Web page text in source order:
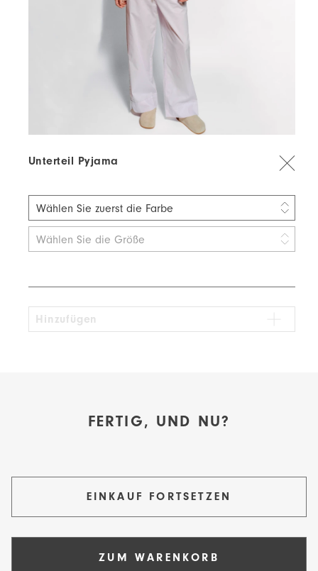
Unterteil Pyjama
Wählen Sie zuerst die Farbe
beige
Wählen Sie die Größe
Hinzufügen
FERTIG, UND NU?
EINKAUF FORTSETZEN
ZUM WARENKORB